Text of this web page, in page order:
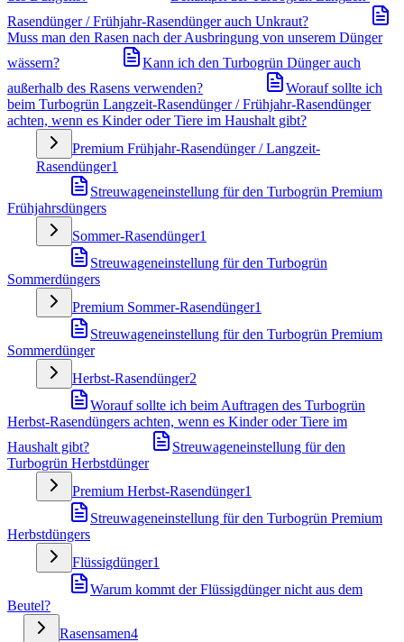
Rasendünger / Frühjahr-Rasendünger auch Unkraut?
Muss man den Rasen nach der Ausbringung von unserem Dünger
wässern?
Kann ich den Turbogrün Dünger auch
außerhalb des Rasens verwenden?
Worauf sollte ich
beim Turbogrün Langzeit-Rasendünger / Frühjahr-Rasendünger
achten, wenn es Kinder oder Tiere im Haushalt gibt?
Premium Frühjahr-Rasendünger / Langzeit-
Rasendünger1
Streuwageneinstellung für den Turbogrün Premium
Frühjahrsdüngers
Sommer-Rasendünger1
Streuwageneinstellung für den Turbogrün
Sommerdüngers
Premium Sommer-Rasendünger1
Streuwageneinstellung für den Turbogrün Premium
Sommerdünger
Herbst-Rasendünger2
Worauf sollte ich beim Auftragen des Turbogrün
Herbst-Rasendüngers achten, wenn es Kinder oder Tiere im
Haushalt gibt?
Streuwageneinstellung für den
Turbogrün Herbstdünger
Premium Herbst-Rasendünger1
Streuwageneinstellung für den Turbogrün Premium
Herbstdüngers
Flüssigdünger1
Warum kommt der Flüssigdünger nicht aus dem
Beutel?
Rasensamen4